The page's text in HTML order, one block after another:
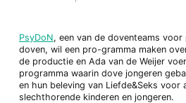
PsyDoN, een van de doventeams
doven, wil een pro-gramma maken
de productie en Ada van de Weijer
programma waarin dove jongeren
en hun beleving van Liefde&Seks voor
slechthorende kinderen en jongeren.